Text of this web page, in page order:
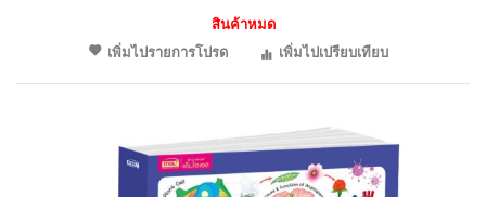
สินค้าหมด
เพิ่มไปรายการโปรด
เพิ่มไปเปรียบเทียบ